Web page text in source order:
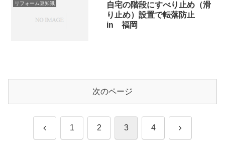
リフォーム豆知識
自宅の階段にすべり止め（滑
り止め）設置で転落防止
in 福岡
次のページ
前 1 2 3 4 次